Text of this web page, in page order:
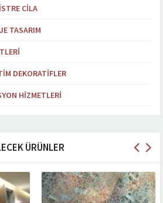
CILA
TASARIM
DEKORATIFLER
HIZMETLERI
ÜRÜNLER